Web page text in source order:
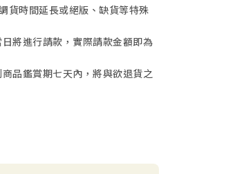
貨時間延長或絕版、缺貨等特殊
將進行請款，實際請款金額即為
品鑑賞期七天內，將與欲退貨之